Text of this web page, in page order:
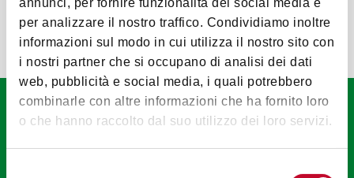
annunci, per fornire funzionalità dei social media e
per analizzare il nostro traffico. Condividiamo inoltre
informazioni sul modo in cui utilizza il nostro sito con
i nostri partner che si occupano di analisi dei dati
web, pubblicità e social media, i quali potrebbero
combinarle con altre informazioni che ha fornito loro
o che hanno raccolto dal suo utilizzo dei loro servizi.
air et à l'environnement
Aller sur le site
Promenade Bologna |